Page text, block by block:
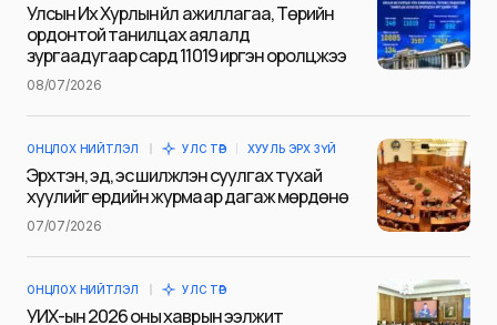
тэмдэглэсэн
Сэтгэгдэл*
Name
Улсын Их Хурлын үйл ажиллагаа, Төрийн
ордонтой танилцах аялалд
зургаадугаар сард 11019 иргэн оролцжээ
08/07/2026
ОНЦЛОХ НИЙТЛЭЛ УЛС ТӨР ХУУЛЬ ЭРХ ЗҮЙ
Эрхтэн, эд, эс шилжүүлэн суулгах тухай
хуулийг ердийн журмаар дагаж мөрдөнө
07/07/2026
ОНЦЛОХ НИЙТЛЭЛ УЛС ТӨР
УИХ-ын 2026 оны хаврын ээлжит